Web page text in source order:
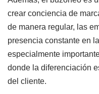
crear conciencia de
de manera regular, las
presencia constante en
especialmente
donde la diferenciación
del cliente.